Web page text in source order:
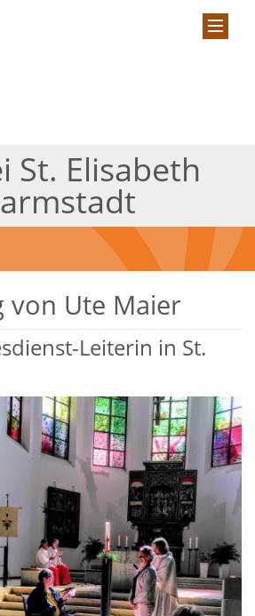
St. Elisabeth
von Ute Maier
Leiterin in St.